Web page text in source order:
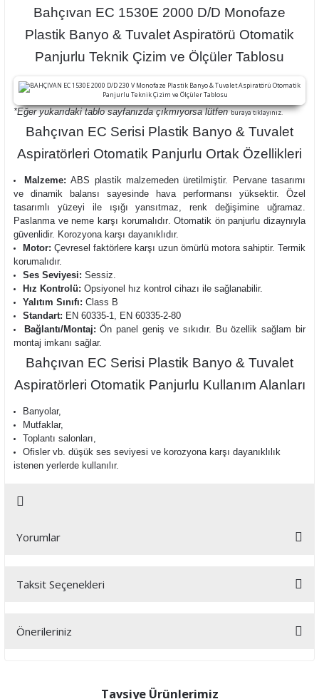
Bahçıvan EC 1530E 2000 D/D Monofaze
Plastik Banyo & Tuvalet Aspiratörü Otomatik
Panjurlu Teknik Çizim ve Ölçüler Tablosu
*Eğer yukarıdaki tablo sayfanızda çıkmıyorsa lütfenburaya tıklayınız.
Bahçıvan EC Serisi Plastik Banyo & Tuvalet
Aspiratörleri Otomatik Panjurlu Ortak Özellikleri
Malzeme: ABS plastik malzemeden üretilmiştir. Pervane tasarımı
ve dinamik balansı sayesinde hava performansı yüksektir. Özel
tasarımlı yüzeyi ile ışığı yansıtmaz, renk değişimine uğramaz.
Paslanma ve neme karşı korumalıdır. Otomatik ön panjurlu dizaynıyla
güvenlidir. Korozyona karşı dayanıklıdır.
Motor: Çevresel faktörlere karşı uzun ömürlü motora sahiptir. Termik
korumalıdır.
Ses Seviyesi: Sessiz.
Hız Kontrolü: Opsiyonel hız kontrol cihazı ile sağlanabilir.
Yalıtım Sınıfı: Class B
Standart: EN 60335-1, EN 60335-2-80
Bağlantı/Montaj: Ön panel geniş ve sıkıdır. Bu özellik sağlam bir
montaj imkanı sağlar.
Bahçıvan EC Serisi Plastik Banyo & Tuvalet
Aspiratörleri Otomatik Panjurlu Kullanım Alanları
Banyolar,
Mutfaklar,
Toplantı salonları,
Ofisler vb. düşük ses seviyesi ve korozyona karşı dayanıklılık
istenen yerlerde kullanılır.
Yorumlar
Bu ürüne ilk yorumu siz yapın!
Taksit Seçenekleri
Önerileriniz
tarafımıza iletebilirsiniz.Tavsiye Ürünlerimiz